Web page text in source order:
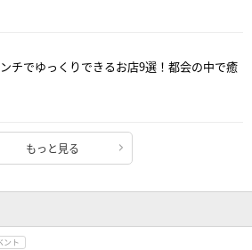
ンチでゆっくりできるお店9選！都会の中で癒
もっと見る
ント